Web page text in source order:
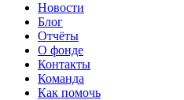
Новости
Блог
Отчёты
О фонде
Контакты
Команда
Как помочь